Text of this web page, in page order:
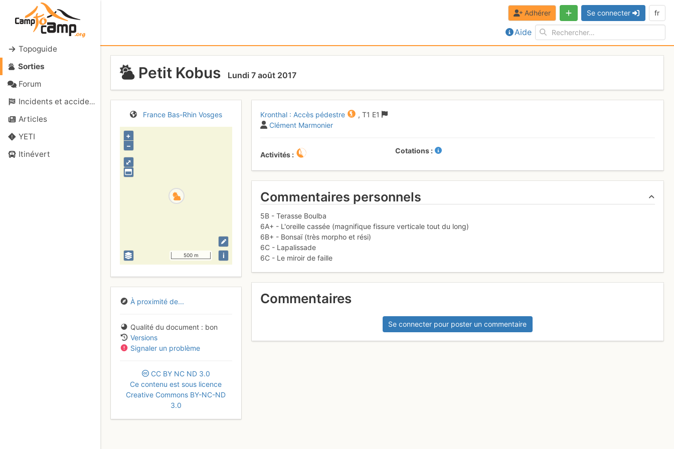
Topoguide
Sorties
Forum
Incidents et accidents
Articles
YETI
Itinévert
Aide
Adhérer Se connecter fr
Petit Kobus Lundi 7 août 2017
France Bas-Rhin Vosges
⤢
+
–
500 m i
À proximité de...
Qualité du document
bon
Versions
Signaler un problème
CC BY NC ND 3.0
Ce contenu est sous licence
Creative Commons BY-NC-ND
3.0
Kronthal : Accès pédestre ,T1 E1
Clément Marmonier
Activités Cotations
Commentaires personnels
5B - Terasse Boulba
6A+ - L'oreille cassée (magnifique fissure verticale tout du long)
6B+ - Bonsaï (très morpho et rési)
6C - Lapalissade
6C - Le miroir de faille
Commentaires
Se connecter pour poster un commentaire